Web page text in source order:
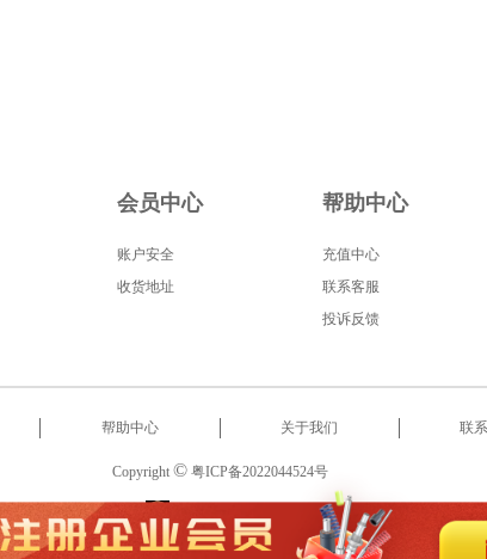
会员中心
账户安全
收货地址
帮助中心
充值中心
联系客服
投诉反馈
帮助中心 关于我们 联
Copyright © 粤ICP备2022044524号
18566522853 2022 东莞市启泰智能科技有限公司 版权所有